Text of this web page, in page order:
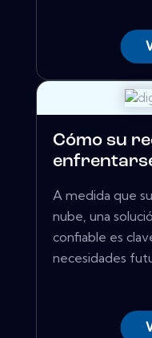
Cómo su
A medida que
nube, una
confiable es
necesidades